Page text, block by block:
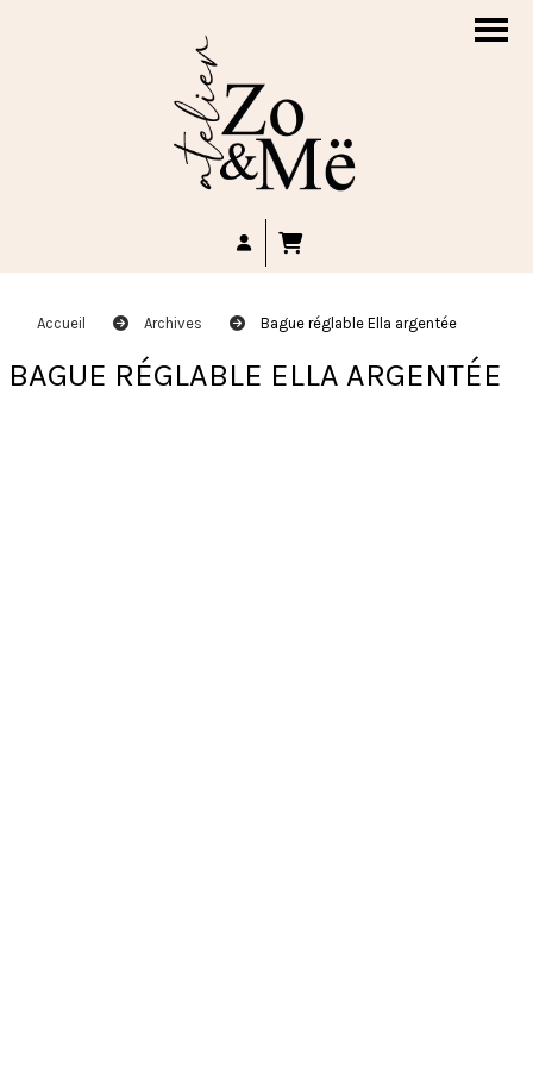
Accueil Archives Bague réglable Ella argentée
BAGUE RÉGLABLE ELLA ARGENTÉE